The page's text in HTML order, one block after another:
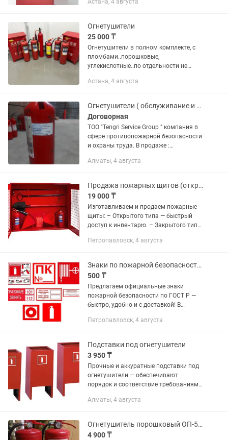
Астана, 4 августа
Огнетушители
25 000 ₸
Огнетушители в полном комплекте, с
пломбами..порошковые,
углекислотные..по отдельности не
такая цена!
Астана, 4 августа
Огнетушители ( обслуживание и перезарядка)
Договорная
ТОО "Tengri Service Group " компания в
сфере противопожарной безопасности
и охраны труда. В продаже :
шкафы, рукава, подставки под
Алматы, 4 августа
Продажа пожарных щитов (открытого и закрытого типа) Петропавловск и СКО
19 000 ₸
Изготавливаем и продаем пожарные
щиты: – Открытого типа — быстрый
доступ к инвентарю. – Закрытого типа
постороннего доступа. – По ГОСТ с
Петропавловск, 4 августа
Знаки по пожарной безопасности! Доставка по Петропавловску и СКО
500 ₸
Предлагаем официальные знаки
пожарной безопасности по ГОСТ Р —
быстро, удобно и с доставкой! В
Огнетушитель 🚪 Выход
направления эвакуации ⛔ Не...
Петропавловск, 4 августа
Подставки под огнетушители
3 950 ₸
Прочные и аккуратные подставки под
огнетушители — обеспечивают
порядок и соответствие требованиям
•Подставки под ОП-4, ОП-5, ОП-9, ОУ-2,
Алматы, 4 августа
Огнетушитель порошковый ОП-5 (з)
4 900 ₸